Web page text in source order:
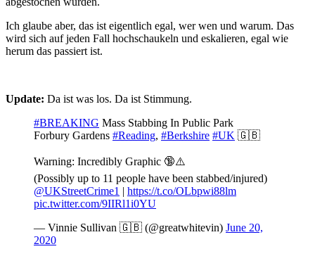
Ich glaube aber, das ist eigentlich egal, wer wen und warum. Das
wird sich auf jeden Fall hochschaukeln und eskalieren, egal wie
herum das passiert ist.
Update: Da ist was los. Da ist Stimmung.
#BREAKING Mass Stabbing In Public Park
Forbury Gardens #Reading, #Berkshire #UK 🇬🇧
Warning: Incredibly Graphic 🔞⚠️
(Possibly up to 11 people have been stabbed/injured)
@UKStreetCrime1 | https://t.co/OLbpwi88lm
pic.twitter.com/9IIRl1i0YU
— Vinnie Sullivan 🇬🇧 (@greatwhitevin) June 20,
2020